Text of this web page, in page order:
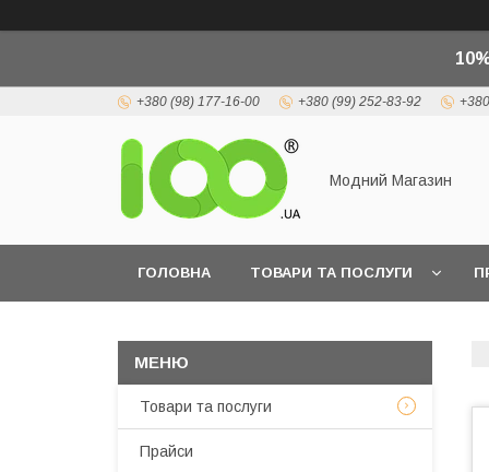
+380 (98) 177-16-00 +380 (99) 252-83-92
Модний Магазин
ГОЛОВНА ТОВАРИ ТА ПОСЛУГИ
Товари та послуги
Прайси